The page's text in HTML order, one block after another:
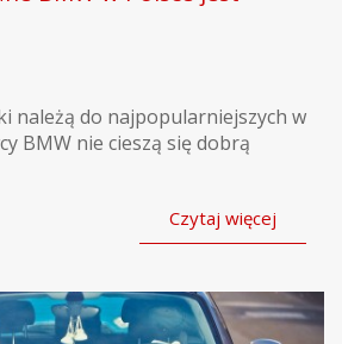
należą do najpopularniejszych w
BMW nie cieszą się dobrą
Czytaj więcej